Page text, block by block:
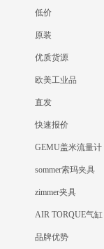
低价
原装
优质货源
欧美工业品
直发
快速报价
GEMU盖米流量计
sommer索玛夹具
zimmer夹具
AIR TORQUE气缸
品牌优势